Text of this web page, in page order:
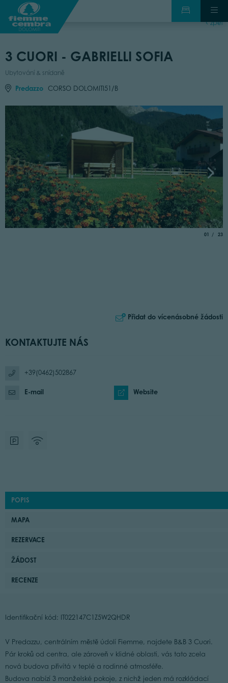
zpět
3 CUORI - GABRIELLI SOFIA
Ubytování & snídaně
Predazzo CORSO DOLOMITI51/B
01 of
23
Přidat do vícenásobné žádosti
KONTAKTUJTE NÁS
+39(0462)502867
E-mail Website
POPIS
MAPA
REZERVACE
ŽÁDOST
RECENZE
Identifikační kód: IT022147C1Z5W2QHDR
V Predazzu, centrálním městě údolí Fiemme, najdete B&B 3 Cuori.
Pár kroků od centra, ale zároveň v klidné oblasti, vás tato zcela
nová budova přivítá v teplé a rodinné atmosféře.
Budova nabízí 3 manželské pokoje, z nichž jeden má rozkládací